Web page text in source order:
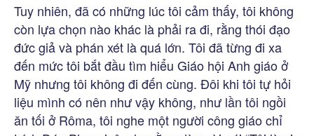
Tuy nhiên, đã có những lúc tôi cảm thấy, tôi không
còn lựa chọn nào khác là phải ra đi, rằng thói đạo
đức giả và phán xét là quá lớn. Tôi đã từng đi xa
đến mức tôi bắt đầu tìm hiểu Giáo hội Anh giáo ở
Mỹ nhưng tôi không đi đến cùng. Đôi khi tôi tự hỏi
liệu mình có nên như vậy không, như lần tôi ngồi
ăn tối ở Rôma, tôi nghe một người công giáo chỉ